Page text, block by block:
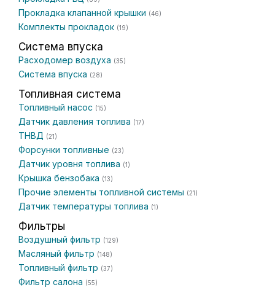
Прокладка клапанной крышки (46)
Комплекты прокладок (19)
Система впуска
Расходомер воздуха (35)
Система впуска (28)
Топливная система
Топливный насос (15)
Датчик давления топлива (17)
ТНВД (21)
Форсунки топливные (23)
Датчик уровня топлива (1)
Крышка бензобака (13)
Прочие элементы топливной системы (21)
Датчик температуры топлива (1)
Фильтры
Воздушный фильтр (129)
Масляный фильтр (148)
Топливный фильтр (37)
Фильтр салона (55)